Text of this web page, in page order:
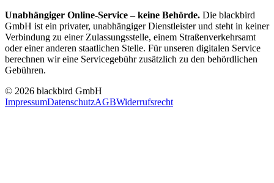
Unabhängiger Online-Service – keine Behörde. Die blackbird
GmbH ist ein privater, unabhängiger Dienstleister und steht in keiner
Verbindung zu einer Zulassungsstelle, einem Straßenverkehrsamt
oder einer anderen staatlichen Stelle. Für unseren digitalen Service
berechnen wir eine Servicegebühr zusätzlich zu den behördlichen
Gebühren.
© 2026 blackbird GmbH
ImpressumDatenschutzAGBWiderrufsrecht